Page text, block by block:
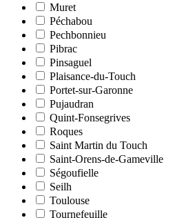
Muret
Péchabou
Pechbonnieu
Pibrac
Pinsaguel
Plaisance-du-Touch
Portet-sur-Garonne
Pujaudran
Quint-Fonsegrives
Roques
Saint Martin du Touch
Saint-Orens-de-Gameville
Ségoufielle
Seilh
Toulouse
Tournefeuille